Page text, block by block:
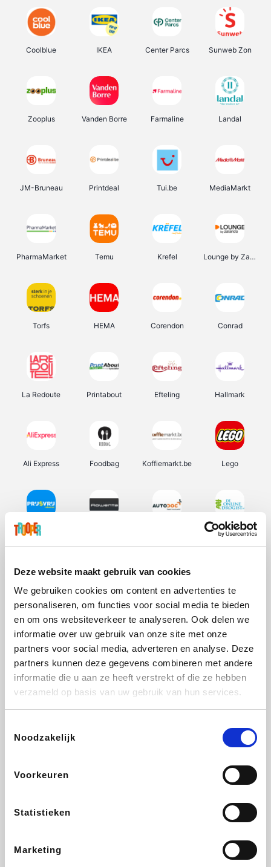
Deze website maakt gebruik van cookies
We gebruiken cookies om content en advertenties te
personaliseren, om functies voor social media te bieden
en om ons websiteverkeer te analyseren. Ook delen we
informatie over uw gebruik van onze site met onze
partners voor social media, adverteren en analyse. Deze
partners kunnen deze gegevens combineren met andere
informatie die u aan ze heeft verstrekt of die ze hebben
verzameld op basis van uw gebruik van hun services.
Noodzakelijk
Voorkeuren
Statistieken
Marketing
Coolblue IKEA Center Parcs Sunweb Zon
Zooplus Vanden Borre Farmaline Landal
JM-Bruneau Printdeal Tui.be MediaMarkt
PharmaMarket Temu Krefel Lounge by Zalando
Torfs HEMA Corendon Conrad
La Redoute Printabout Efteling Hallmark
Ali Express Foodbag Koffiemarkt.be Lego
Prijsvrij De Online Drogist
Vidaxl Lampenlicht.be Plopsa Adidas
All Accor
DectDirect
SupraBazar